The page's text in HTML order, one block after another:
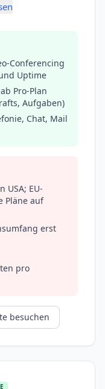
Conferencing
Uptime
Pro-Plan
Aufgaben)
Chat, Mail
USA; EU-
Pläne auf
erst
pro
besuchen